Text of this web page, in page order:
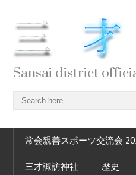
Sansai district
常会親善スポーツ交流会
三才諏訪神社 歴史